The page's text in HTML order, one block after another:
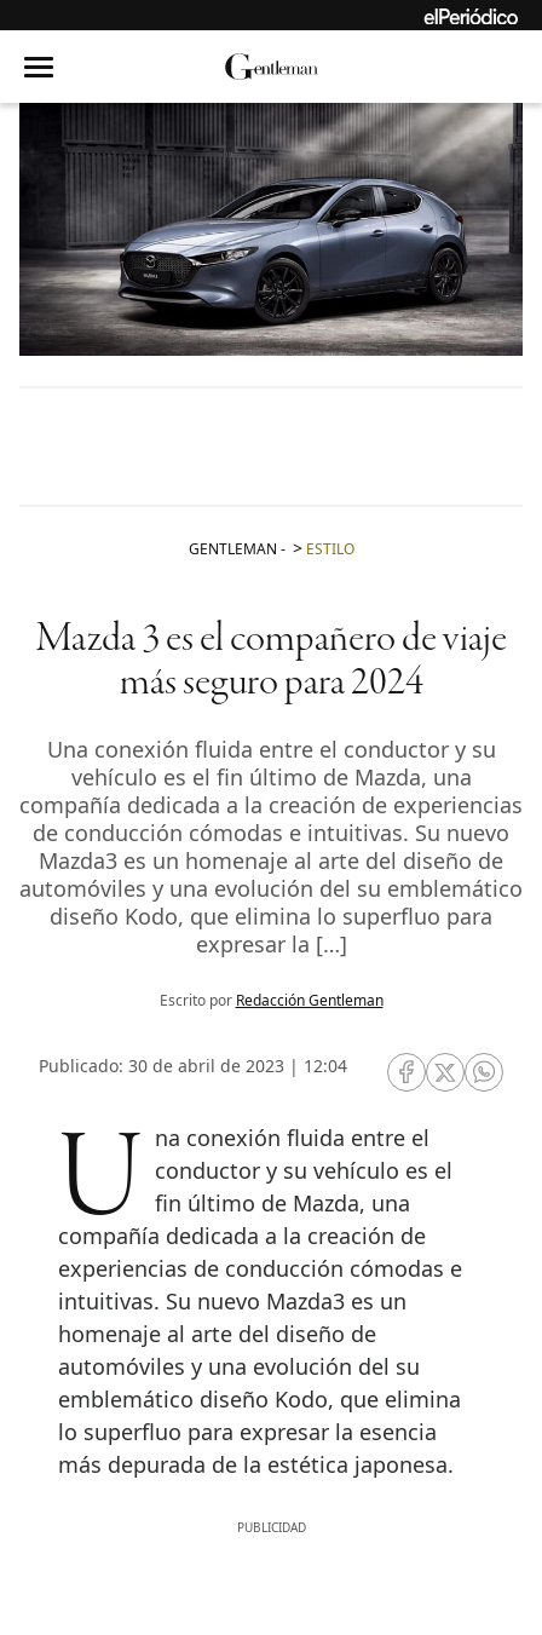
GENTLEMAN - ESTILO
Mazda 3 es el compañero de viaje
más seguro para 2024
Una conexión fluida entre el conductor y su
vehículo es el fin último de Mazda, una
compañía dedicada a la creación de experiencias
de conducción cómodas e intuitivas. Su nuevo
Mazda3 es un homenaje al arte del diseño de
automóviles y una evolución del su emblemático
diseño Kodo, que elimina lo superfluo para
expresar la […]
Escrito por Redacción Gentleman
Publicado: 30 de abril de 2023 | 12:04
RRSS Facebook
RRSSRRSS
Una conexión fluida entre el
conductor y su vehículo es el
fin último de Mazda, una
compañía dedicada a la creación de
experiencias de conducción cómodas e
intuitivas. Su nuevo Mazda3 es un
homenaje al arte del diseño de
automóviles y una evolución del su
emblemático diseño Kodo, que elimina
lo superfluo para expresar la esencia
más depurada de la estética japonesa.